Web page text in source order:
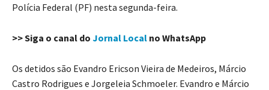
Polícia Federal (PF) nesta segunda-feira.
>> Siga o canal do Jornal Local no WhatsApp
Os detidos são Evandro Ericson Vieira de Medeiros, Márcio
Castro Rodrigues e Jorgeleia Schmoeler. Evandro e Márcio